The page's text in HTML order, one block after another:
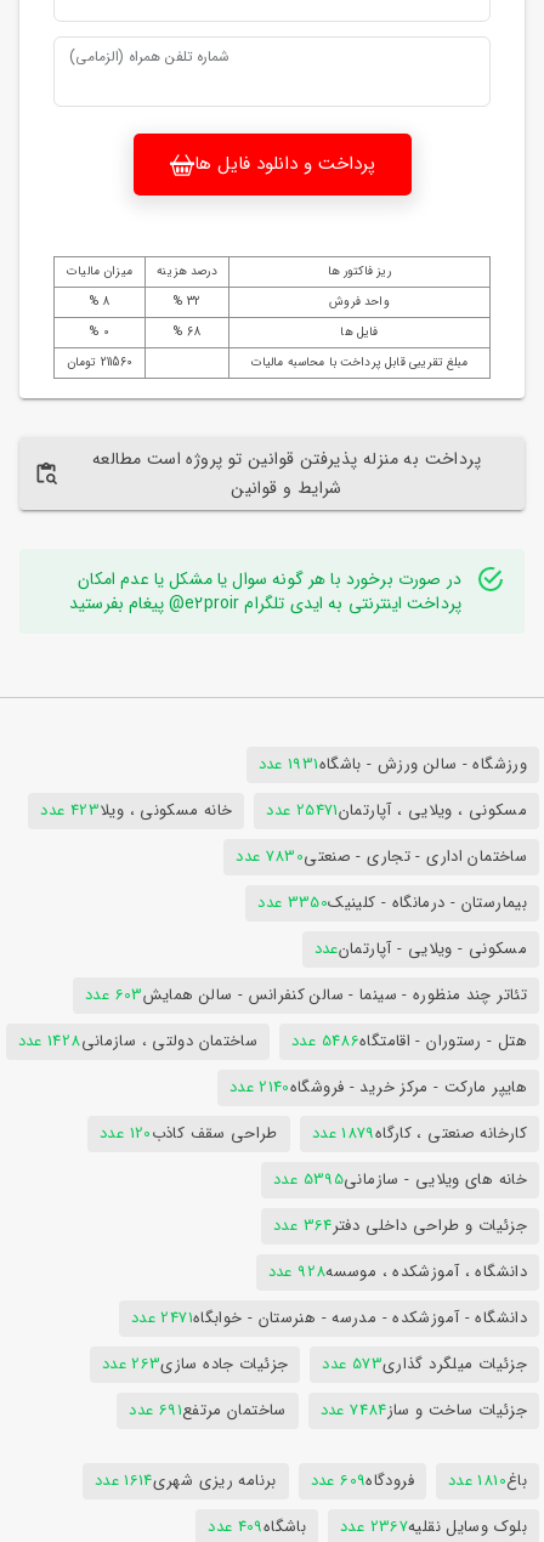
شماره تلفن همراه (الزمامی)
پرداخت و دانلود فایل ها
ریز فاکتور ها درصد هزینه
میزان مالیات
واحد فروش
32 %
8 %
فایل ها
68 %
0 %
مبلغ تقریبی قابل پرداخت با محاسبه مالیات
211560 تومان
پرداخت به منزله پذیرفتن قوانین تو پروژه است مطالعه
شرایط و قوانین
در صورت برخورد با هر گونه سوال یا مشکل یا عدم امکان
پرداخت اینترنتی به ایدی تلگرام e2proir@ پیغام بفرستید
ورزشگاه - سالن ورزش - باشگاه1931 عدد
مسکونی ، ویلایی ، آپارتمان25471 عدد خانه مسکونی ، ویلا423 عدد
ساختمان اداری - تجاری - صنعتی7830 عدد
بیمارستان - درمانگاه - کلینیک3350 عدد
مسکونی - ویلایی - آپارتمانعدد
تئاتر چند منظوره - سینما - سالن کنفرانس - سالن همایش603 عدد
هتل - رستوران - اقامتگاه5486 عدد ساختمان دولتی ، سازمانی1428 عدد
هایپر مارکت - مرکز خرید - فروشگاه2140 عدد
کارخانه صنعتی ، کارگاه1879 عدد طراحی سقف کاذب120 عدد
خانه های ویلایی - سازمانی5395 عدد
جزئیات و طراحی داخلی دفتر364 عدد
دانشگاه ، آموزشکده ، موسسه928 عدد
دانشگاه - آموزشکده - مدرسه - هنرستان - خوابگاه2471 عدد
جزئیات میلگرد گذاری573 عدد جزئیات جاده سازی263 عدد
جزئیات ساخت و ساز7484 عدد ساختمان مرتفع691 عدد
باغ1810 عدد فرودگاه609 عدد برنامه ریزی شهری1614 عدد
بلوک وسایل نقلیه2367 عدد باشگاه409 عدد